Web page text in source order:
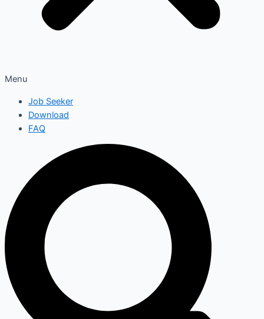
Menu
Job Seeker
Download
FAQ